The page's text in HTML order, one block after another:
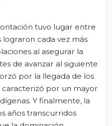
tuvo lugar entre
lograron cada vez más
al asegurar la
de avanzar al siguiente
por la llegada de los
caracterizó por un mayor
Y finalmente, la
años transcurridos